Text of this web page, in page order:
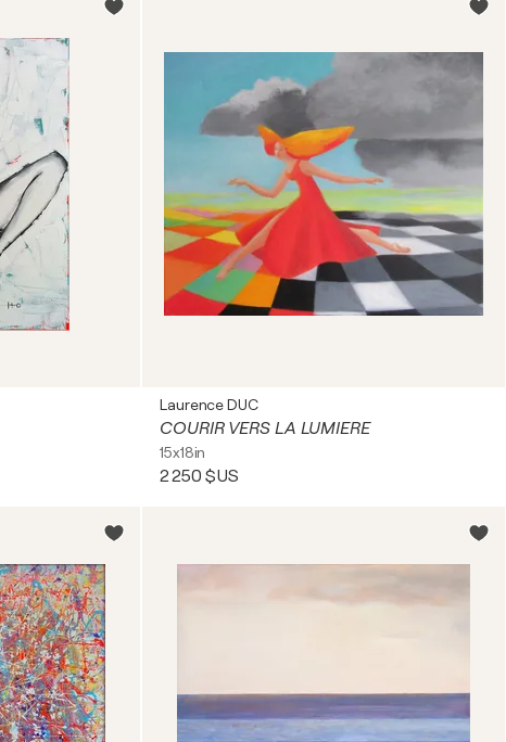
Laurence DUC
COURIR VERS LA LUMIERE
15x18in
2 250 $US